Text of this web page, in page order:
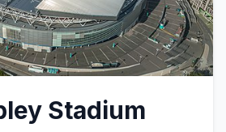
Stadium